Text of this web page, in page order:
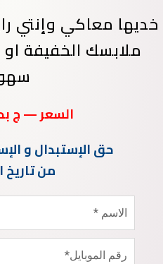
خديها معاكي وإنتي
ملابسك الخفيفة او
السعر — ج
حق الإستبدال و
من تاريخ